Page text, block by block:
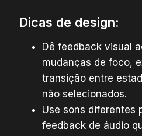
Dicas de design:
Dê feedback visual
mudanças de foco,
transição entre
não selecionados.
Use sons diferentes
feedback de áudio